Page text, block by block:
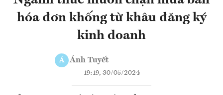
hóa đơn khống từ khâu đăng ký
kinh doanh
Á Ánh Tuyết
19:19, 30/05/2024